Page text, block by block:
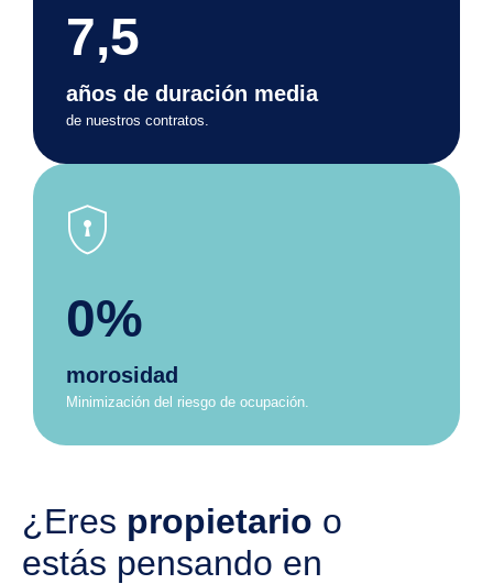
7,5
años de duración media
de nuestros contratos.
encrypted
0%
morosidad
Minimización del riesgo de ocupación.
¿Eres propietario o
estás pensando en